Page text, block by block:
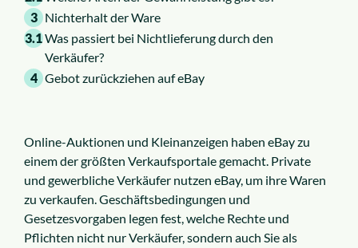
3 Nichterhalt der Ware
3.1Was passiert bei Nichtlieferung durch den
Verkäufer?
4 Gebot zurückziehen auf eBay
Online-Auktionen und Kleinanzeigen haben eBay zu
einem der größten Verkaufsportale gemacht. Private
und gewerbliche Verkäufer nutzen eBay, um ihre Waren
zu verkaufen. Geschäftsbedingungen und
Gesetzesvorgaben legen fest, welche Rechte und
Pflichten nicht nur Verkäufer, sondern auch Sie als